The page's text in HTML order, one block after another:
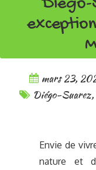
Diégo-
mars 23,
Diégo-Suarez,
Envie de
nature et